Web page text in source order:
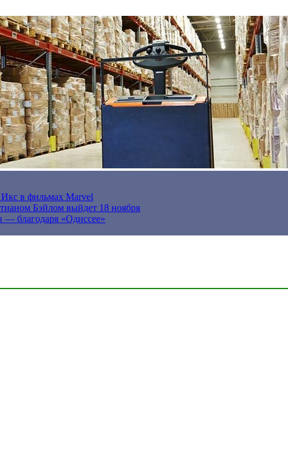
в фильмах Marvel
Бэйлом выйдет 18 ноября
— благодаря «Одиссее»